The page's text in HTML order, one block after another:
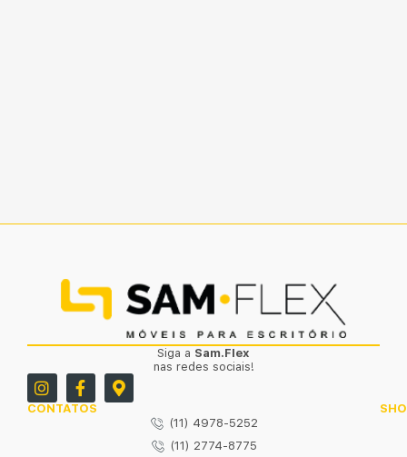
Siga a Sam.Flex
nas redes sociais!
CONTATOS
(11) 4978-5252
(11) 2774-8775